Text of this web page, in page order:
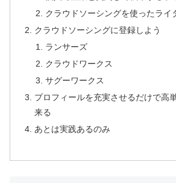
クラウドソーシングを使ったライ
クラウドソーシングに登録しよう
ランサーズ
クラウドワークス
サグーワークス
プロフィールを充実させるだけで高
来る
あとは実践あるのみ